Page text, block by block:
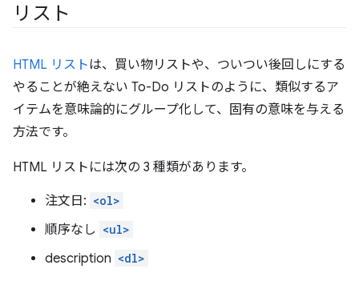
リスト
HTML リストは、買い物リストや、ついつい後回しにする
やることが絶えない To-Do リストのように、類似するア
イテムを意味論的にグループ化して、固有の意味を与える
方法です。
HTML リストには次の 3 種類があります。
注文日: <ol>
順序なし <ul>
description <dl>